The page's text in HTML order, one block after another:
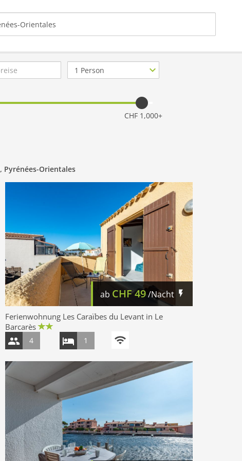
Anzahl
Personen
CHF 1,000+
Pyrénées-Orientales
ab CHF49/Nacht
Ferienwohnung Les Caraïbes du Levant in Le
Barcarès
4 1